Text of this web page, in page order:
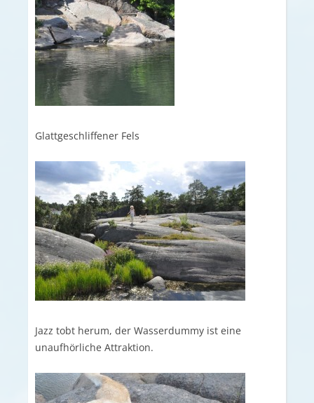
Glattgeschliffener Fels
Jazz tobt herum, der Wasserdummy ist eine
unaufhörliche Attraktion.